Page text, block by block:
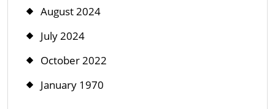
August 2024
July 2024
October 2022
January 1970